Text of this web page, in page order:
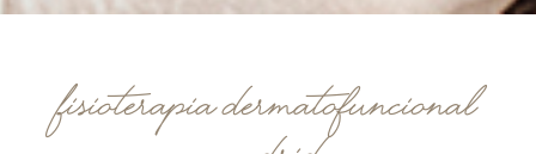
Fisioterapia dermatofuncional